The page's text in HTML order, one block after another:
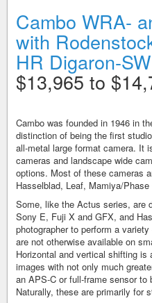
Cambo WRA-
with Rode
HR Digaron-
$13,965 to
Cambo was founded in 1946 in
distinction of being the first
all-metal large format camera. It
cameras and landscape wide
options. Most of these cameras
Hasselblad, Leaf, Mamiya/
Some, like the Actus series, are
Sony E, Fuji X and GFX, and
photographer to perform a
are not otherwise available on
Horizontal and vertical shifting is
images with not only much
an APS-C or full-frame sensor to
Naturally, these are primarily for